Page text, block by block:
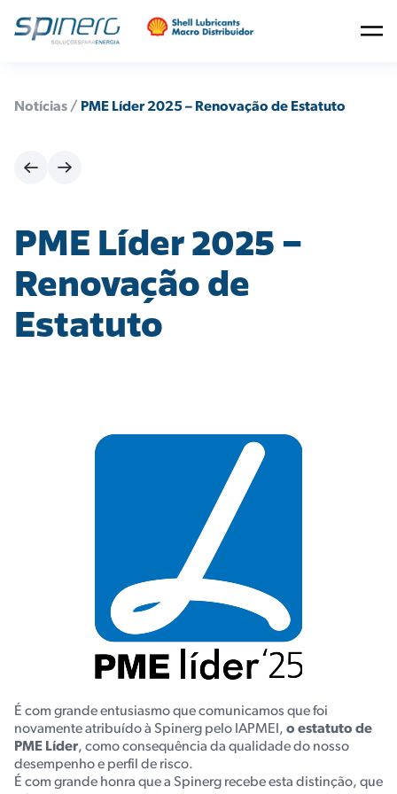
Notícias / PME Líder 2025 – Renovação de Estatuto
PME Líder 2025 –
Renovação de
Estatuto
É com grande entusiasmo que comunicamos que foi
novamente atribuído à Spinerg pelo IAPMEI, o estatuto de
PME Líder, como consequência da qualidade do nosso
desempenho e perfil de risco.
É com grande honra que a Spinerg recebe esta distinção, que